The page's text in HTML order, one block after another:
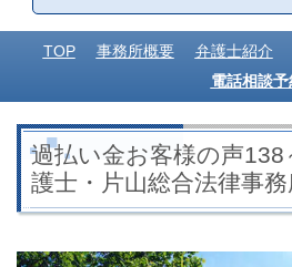
TOP 事務所概要 弁護士紹介
電話相談予
過払い金お客様の声138
護士・片山総合法律事務